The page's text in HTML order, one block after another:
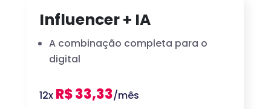
Influencer + IA
A combinação completa para o
digital
12x R$ 33,33/mês